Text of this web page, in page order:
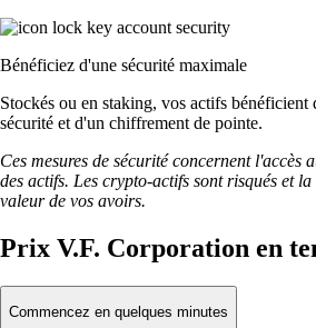
Bénéficiez d'une sécurité maximale
Stockés ou en staking, vos actifs bénéficient
sécurité et d'un chiffrement de pointe.
Ces mesures de sécurité concernent l'accès
des actifs. Les crypto-actifs sont risqués et
valeur de vos avoirs.
Prix V.F. Corporation en
Commencez en quelques minutes